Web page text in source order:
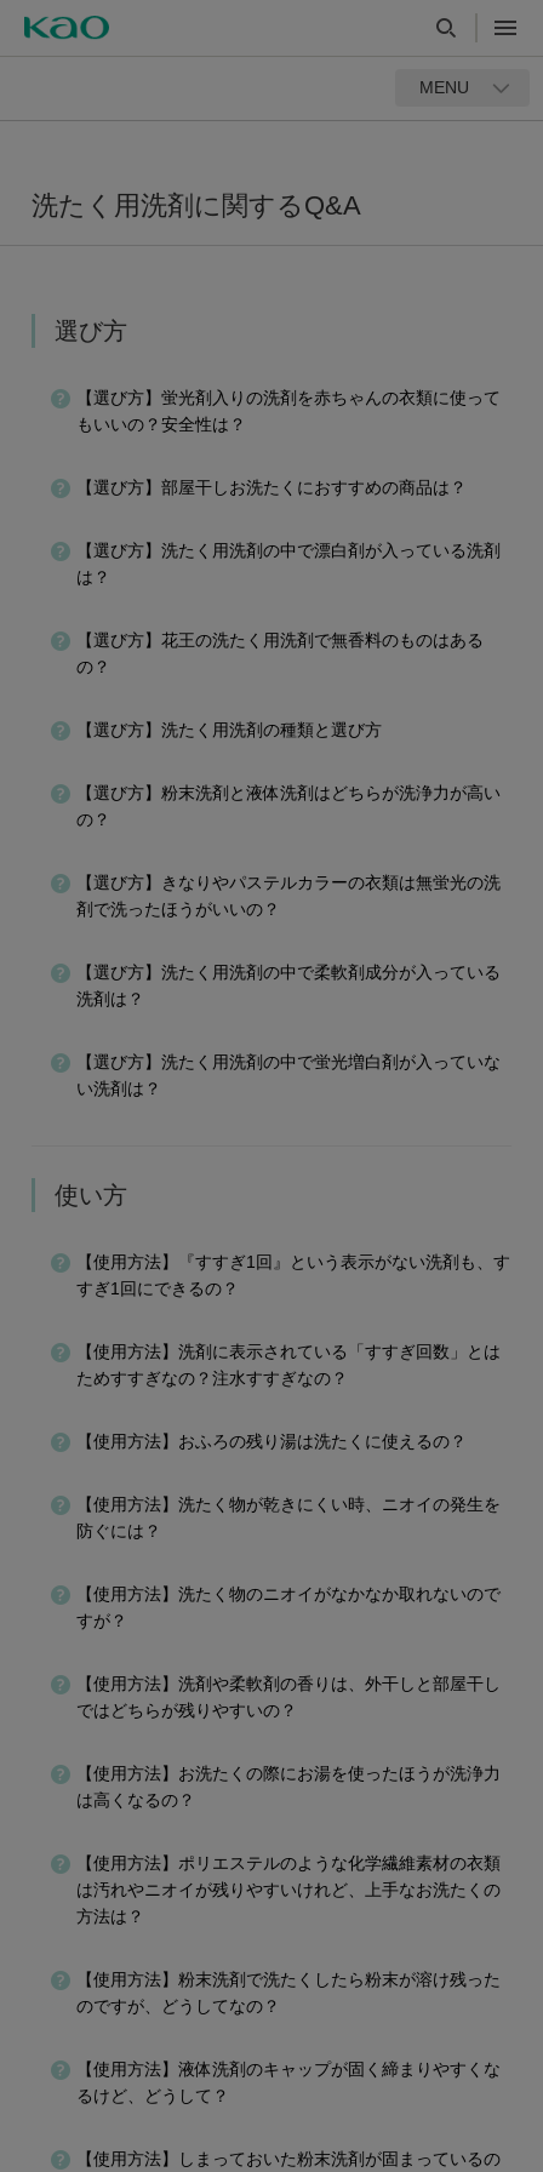
MENU
洗たく用洗剤に関するQ&A
選び方
【選び方】蛍光剤入りの洗剤を赤ちゃんの衣類に使って
もいいの？安全性は？
【選び方】部屋干しお洗たくにおすすめの商品は？
【選び方】洗たく用洗剤の中で漂白剤が入っている洗剤
は？
【選び方】花王の洗たく用洗剤で無香料のものはある
の？
【選び方】洗たく用洗剤の種類と選び方
【選び方】粉末洗剤と液体洗剤はどちらが洗浄力が高い
の？
【選び方】きなりやパステルカラーの衣類は無蛍光の洗
剤で洗ったほうがいいの？
【選び方】洗たく用洗剤の中で柔軟剤成分が入っている
洗剤は？
【選び方】洗たく用洗剤の中で蛍光増白剤が入っていな
い洗剤は？
使い方
【使用方法】『すすぎ1回』という表示がない洗剤も、す
すぎ1回にできるの？
【使用方法】洗剤に表示されている「すすぎ回数」とは
ためすすぎなの？注水すすぎなの？
【使用方法】おふろの残り湯は洗たくに使えるの？
【使用方法】洗たく物が乾きにくい時、ニオイの発生を
防ぐには？
【使用方法】洗たく物のニオイがなかなか取れないので
すが？
【使用方法】洗剤や柔軟剤の香りは、外干しと部屋干し
ではどちらが残りやすいの？
【使用方法】お洗たくの際にお湯を使ったほうが洗浄力
は高くなるの？
【使用方法】ポリエステルのような化学繊維素材の衣類
は汚れやニオイが残りやすいけれど、上手なお洗たくの
方法は？
【使用方法】粉末洗剤で洗たくしたら粉末が溶け残った
のですが、どうしてなの？
【使用方法】液体洗剤のキャップが固く締まりやすくな
るけど、どうして？
【使用方法】しまっておいた粉末洗剤が固まっているの